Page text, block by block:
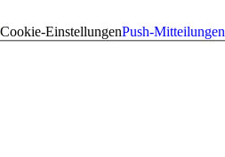
Cookie-EinstellungenPush-Mitteilungen